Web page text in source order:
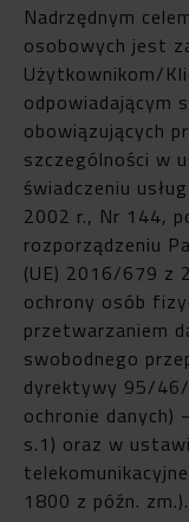
Nadrzędnym
osobowych jest
Użytkownikom/
odpowiadającym
obowiązujących
szczególności w
świadczeniu
2002 r., Nr 144,
rozporządzeniu
(UE) 2016/679 z
ochrony osób
przetwarzaniem
swobodnego
dyrektywy 95/46/
ochronie danych)
s.1) oraz w
1800 z późn. zm.).